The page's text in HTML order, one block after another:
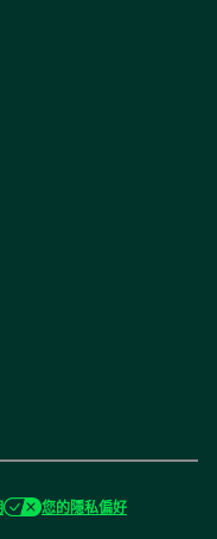
您的隱私偏好